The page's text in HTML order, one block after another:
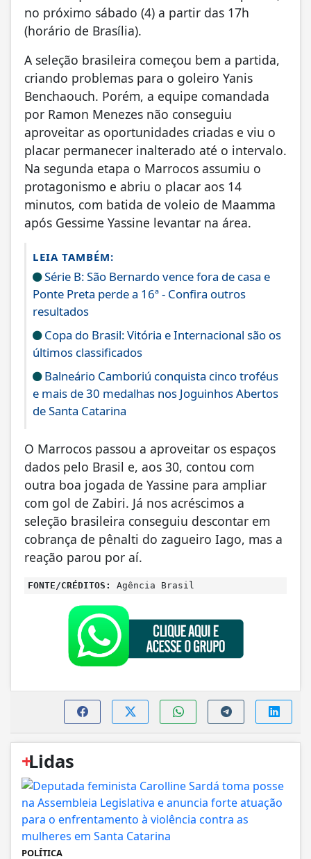
no próximo sábado (4) a partir das 17h
(horário de Brasília).
A seleção brasileira começou bem a partida,
criando problemas para o goleiro Yanis
Benchaouch. Porém, a equipe comandada
por Ramon Menezes não conseguiu
aproveitar as oportunidades criadas e viu o
placar permanecer inalterado até o intervalo.
Na segunda etapa o Marrocos assumiu o
protagonismo e abriu o placar aos 14
minutos, com batida de voleio de Maamma
após Gessime Yassine levantar na área.
LEIA TAMBÉM:
Série B: São Bernardo vence fora de casa e
Ponte Preta perde a 16ª - Confira outros
resultados
Copa do Brasil: Vitória e Internacional são os
últimos classificados
Balneário Camboriú conquista cinco troféus
e mais de 30 medalhas nos Joguinhos Abertos
de Santa Catarina
O Marrocos passou a aproveitar os espaços
dados pelo Brasil e, aos 30, contou com
outra boa jogada de Yassine para ampliar
com gol de Zabiri. Já nos acréscimos a
seleção brasileira conseguiu descontar em
cobrança de pênalti do zagueiro Iago, mas a
reação parou por aí.
FONTE/CRÉDITOS: Agência Brasil
+
Lidas
POLÍTICA